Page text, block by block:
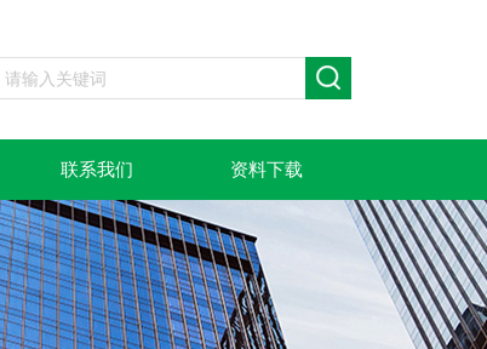
联系我们 资料下载